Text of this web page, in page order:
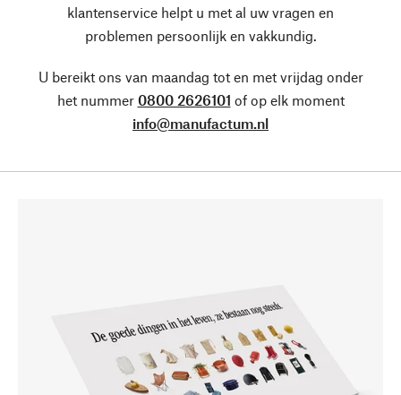
klantenservice helpt u met al uw vragen en
problemen persoonlijk en vakkundig.
U bereikt ons van maandag tot en met vrijdag onder
het nummer 0800 2626101 of op elk moment
info@manufactum.nl